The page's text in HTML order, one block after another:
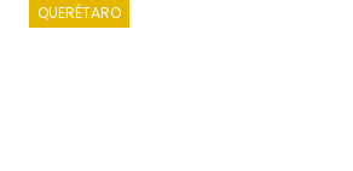
QUERÉTARO